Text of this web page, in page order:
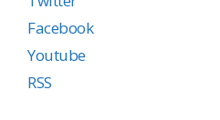
Facebook
Youtube
RSS